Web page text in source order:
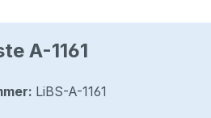
A-1161
LiBS-A-1161